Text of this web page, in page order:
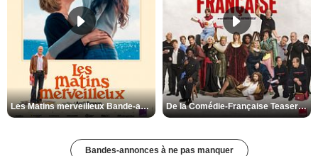
Les Matins merveilleux Bande-annonce VF De la Comédie-Française Teaser VF
Bandes-annonces à ne pas manquer